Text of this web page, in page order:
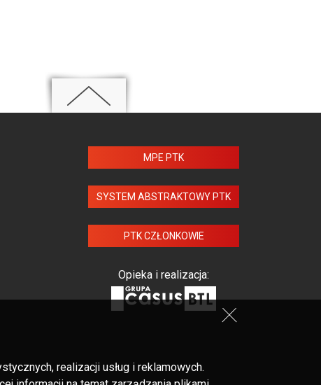
MPE PTK
SYSTEM ABSTRAKTOWY PTK
PTK CZŁONKOWIE
Opieka i realizacja:
realizacji usług i reklamowych.